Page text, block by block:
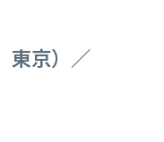
東京）／